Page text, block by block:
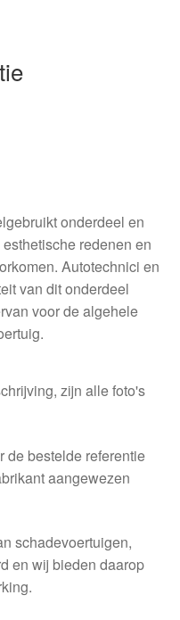
onderdeel en
redenen en
Autotechnici en
van dit onderdeel
voor de algehele
zijn alle foto's
de bestelde referentie
aangewezen
schadevoertuigen,
en wij bieden daarop